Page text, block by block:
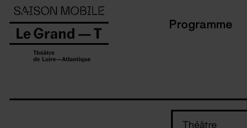
Programme
Théâtre
Panneau de gestion des cookies